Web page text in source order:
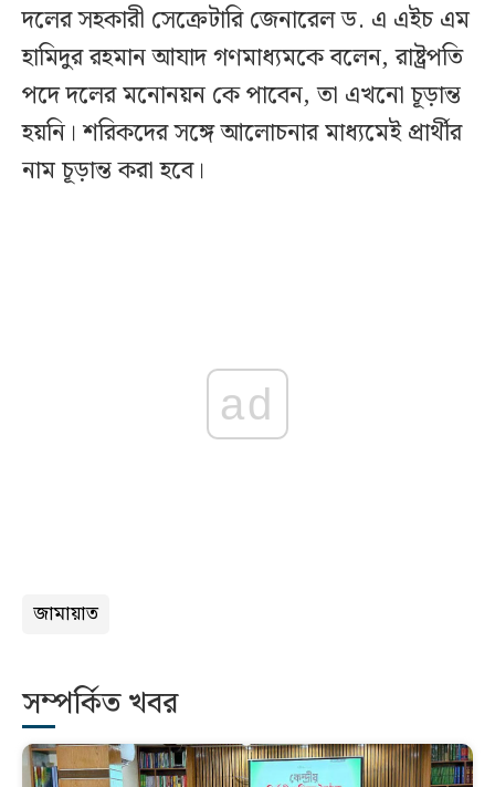
দলের সহকারী সেক্রেটারি জেনারেল ড. এ এইচ এম
হামিদুর রহমান আযাদ গণমাধ্যমকে বলেন, রাষ্ট্রপতি
পদে দলের মনোনয়ন কে পাবেন, তা এখনো চূড়ান্ত
হয়নি। শরিকদের সঙ্গে আলোচনার মাধ্যমেই প্রার্থীর
নাম চূড়ান্ত করা হবে।
ad
জামায়াত
সম্পর্কিত খবর